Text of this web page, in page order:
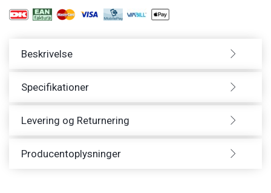
Beskrivelse
Specifikationer
Levering og Returnering
Producentoplysninger